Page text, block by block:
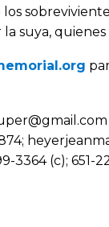
suya,
3364 (c); 651-